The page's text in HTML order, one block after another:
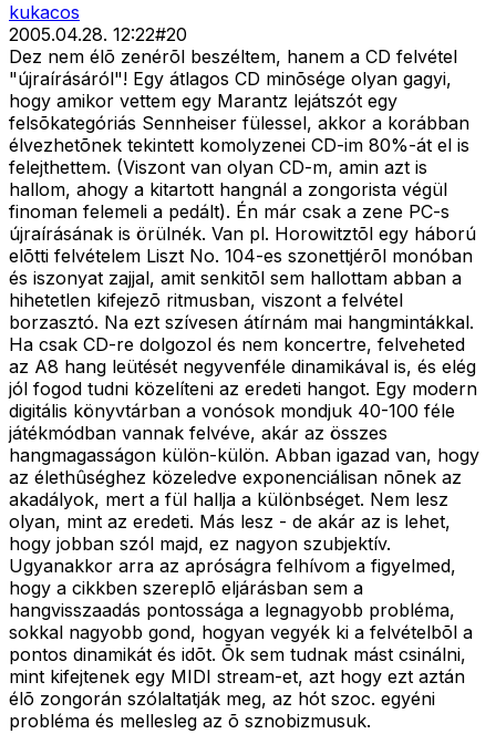
kukacos
2005.04.28. 12:22#20
Dez nem élõ zenérõl beszéltem, hanem a CD felvétel
"újraírásáról"! Egy átlagos CD minõsége olyan gagyi,
hogy amikor vettem egy Marantz lejátszót egy
felsõkategóriás Sennheiser fülessel, akkor a korábban
élvezhetõnek tekintett komolyzenei CD-im 80%-át el is
felejthettem. (Viszont van olyan CD-m, amin azt is
hallom, ahogy a kitartott hangnál a zongorista végül
finoman felemeli a pedált). Én már csak a zene PC-s
újraírásának is örülnék. Van pl. Horowitztõl egy háború
elõtti felvételem Liszt No. 104-es szonettjérõl monóban
és iszonyat zajjal, amit senkitõl sem hallottam abban a
hihetetlen kifejezõ ritmusban, viszont a felvétel
borzasztó. Na ezt szívesen átírnám mai hangmintákkal.
Ha csak CD-re dolgozol és nem koncertre, felveheted
az A8 hang leütését negyvenféle dinamikával is, és elég
jól fogod tudni közelíteni az eredeti hangot. Egy modern
digitális könyvtárban a vonósok mondjuk 40-100 féle
játékmódban vannak felvéve, akár az összes
hangmagasságon külön-külön. Abban igazad van, hogy
az élethûséghez közeledve exponenciálisan nõnek az
akadályok, mert a fül hallja a különbséget. Nem lesz
olyan, mint az eredeti. Más lesz - de akár az is lehet,
hogy jobban szól majd, ez nagyon szubjektív.
Ugyanakkor arra az apróságra felhívom a figyelmed,
hogy a cikkben szereplõ eljárásban sem a
hangvisszaadás pontossága a legnagyobb probléma,
sokkal nagyobb gond, hogyan vegyék ki a felvételbõl a
pontos dinamikát és idõt. Õk sem tudnak mást csinálni,
mint kifejtenek egy MIDI stream-et, azt hogy ezt aztán
élõ zongorán szólaltatják meg, az hót szoc. egyéni
probléma és mellesleg az õ sznobizmusuk.